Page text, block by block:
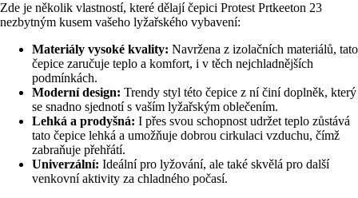
Zde je několik vlastností, které dělají čepici Protest Prtkeeton 23
nezbytným kusem vašeho lyžařského vybavení:
Materiály vysoké kvality: Navržena z izolačních materiálů, tato
čepice zaručuje teplo a komfort, i v těch nejchladnějších
podmínkách.
Moderní design: Trendy styl této čepice z ní činí doplněk, který
se snadno sjednotí s vaším lyžařským oblečením.
Lehká a prodyšná: I přes svou schopnost udržet teplo zůstává
tato čepice lehká a umožňuje dobrou cirkulaci vzduchu, čímž
zabraňuje přehřátí.
Univerzální: Ideální pro lyžování, ale také skvělá pro další
venkovní aktivity za chladného počasí.